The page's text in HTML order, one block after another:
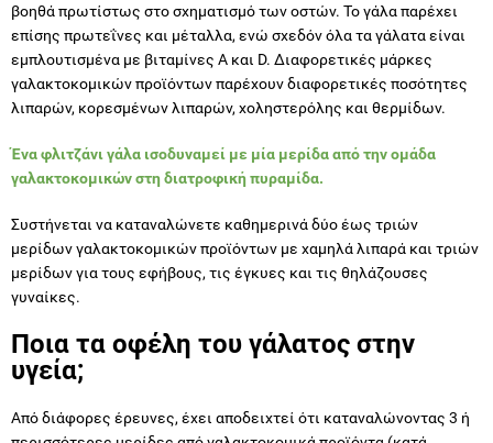
βοηθά πρωτίστως στο σχηματισμό των οστών. Το γάλα παρέχει
επίσης πρωτεΐνες και μέταλλα, ενώ σχεδόν όλα τα γάλατα είναι
εμπλουτισμένα με βιταμίνες Α και D. Διαφορετικές μάρκες
γαλακτοκομικών προϊόντων παρέχουν διαφορετικές ποσότητες
λιπαρών, κορεσμένων λιπαρών, χοληστερόλης και θερμίδων.
Ένα φλιτζάνι γάλα ισοδυναμεί με μία μερίδα από την ομάδα
γαλακτοκομικών στη διατροφική πυραμίδα.
Συστήνεται να καταναλώνετε καθημερινά δύο έως τριών
μερίδων γαλακτοκομικών προϊόντων με χαμηλά λιπαρά και τριών
μερίδων για τους εφήβους, τις έγκυες και τις θηλάζουσες
γυναίκες.
Ποια τα οφέλη του γάλατος στην
υγεία;
Από διάφορες έρευνες, έχει αποδειχτεί ότι καταναλώνοντας 3 ή